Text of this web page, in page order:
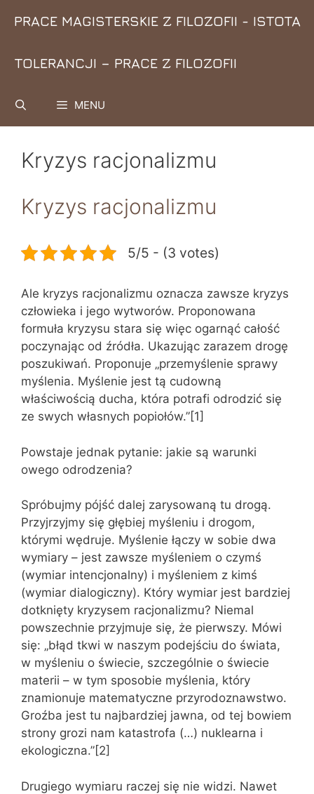
PRACE MAGISTERSKIE Z FILOZOFII - ISTOTA
TOLERANCJI – PRACE Z FILOZOFII
MENU
Kryzys racjonalizmu
Kryzys racjonalizmu
5/5 - (3 votes)
Ale kryzys racjonalizmu oznacza zawsze kryzys
człowieka i jego wytworów. Proponowana
formuła kryzysu stara się więc ogarnąć całość
poczynając od źródła. Ukazując zarazem drogę
poszukiwań. Proponuje „przemyślenie sprawy
myślenia. Myślenie jest tą cudowną
właściwością ducha, która potrafi odrodzić się
ze swych własnych popiołów.”[1]
Powstaje jednak pytanie: jakie są warunki
owego odrodzenia?
Spróbujmy pójść dalej zarysowaną tu drogą.
Przyjrzyjmy się głębiej myśleniu i drogom,
którymi wędruje. Myślenie łączy w sobie dwa
wymiary – jest zawsze myśleniem o czymś
(wymiar intencjonalny) i myśleniem z kimś
(wymiar dialogiczny). Który wymiar jest bardziej
dotknięty kryzysem racjonalizmu? Niemal
powszechnie przyjmuje się, że pierwszy. Mówi
się: „błąd tkwi w naszym podejściu do świata,
w myśleniu o świecie, szczególnie o świecie
materii – w tym sposobie myślenia, który
znamionuje matematyczne przyrodoznawstwo.
Groźba jest tu najbardziej jawna, od tej bowiem
strony grozi nam katastrofa (…) nuklearna i
ekologiczna.”[2]
Drugiego wymiaru raczej się nie widzi. Nawet